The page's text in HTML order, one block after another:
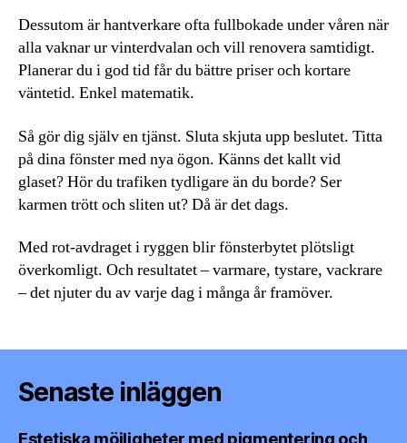
Dessutom är hantverkare ofta fullbokade under våren när
alla vaknar ur vinterdvalan och vill renovera samtidigt.
Planerar du i god tid får du bättre priser och kortare
väntetid. Enkel matematik.
Så gör dig själv en tjänst. Sluta skjuta upp beslutet. Titta
på dina fönster med nya ögon. Känns det kallt vid
glaset? Hör du trafiken tydligare än du borde? Ser
karmen trött och sliten ut? Då är det dags.
Med rot-avdraget i ryggen blir fönsterbytet plötsligt
överkomligt. Och resultatet – varmare, tystare, vackrare
– det njuter du av varje dag i många år framöver.
Senaste inläggen
Estetiska möjligheter med pigmentering och